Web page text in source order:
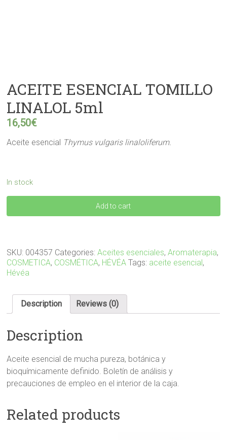
ACEITE ESENCIAL TOMILLO
LINALOL 5ml
16,50€
Aceite esencial Thymus vulgaris linaloliferum.
In stock
ACEITE
quantity
Add to cart
SKU: 004357 Categories:Aceites esenciales,Aromaterapia,
COSMETICA, COSMÉTICA, HÉVÉA Tags: aceite esencial,
Hévéa
Description Reviews (0)
Description
Aceite esencial de mucha pureza, botánica y
bioquímicamente definido. Boletín de análisis y
precauciones de empleo en el interior de la caja.
Related products